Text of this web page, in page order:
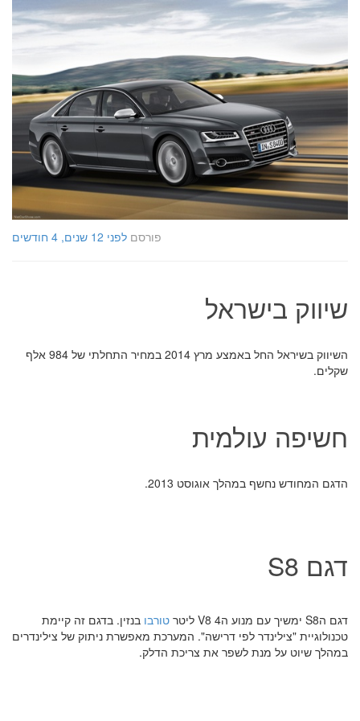
פורסם לפני 12 שנים, 4 חודשים
שיווק בישראל
השיווק בשיראל החל באמצע מרץ 2014 במחיר התחלתי של 984 אלף
שקלים.
חשיפה עולמית
הדגם המחודש נחשף במהלך אוגוסט 2013.
דגם S8
דגם הS8 ימשיך עם מנוע הV8 4 ליטר טורבו בנזין. בדגם זה קיימת
טכנולוגיית "צילינדר לפי דרישה". המערכת מאפשרת ניתוק של צילינדרים
במהלך שיוט על מנת לשפר את צריכת הדלק.